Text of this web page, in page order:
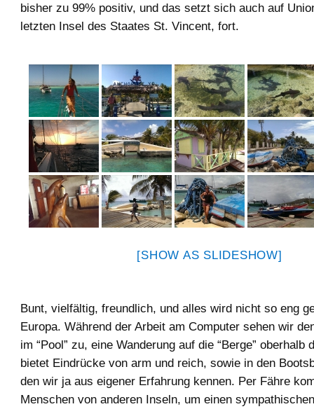
bisher zu 99% positiv, und das setzt sich auch auf
letzten Insel des Staates St. Vincent, fort.
[SHOW AS SLIDESHOW]
Bunt, vielfältig, freundlich, und alles wird nicht so eng
Europa. Während der Arbeit am Computer sehen wir
im “Pool” zu, eine Wanderung auf die “Berge” oberhalb
bietet Eindrücke von arm und reich, sowie in den
den wir ja aus eigener Erfahrung kennen. Per Fähre
Menschen von anderen Inseln, um einen